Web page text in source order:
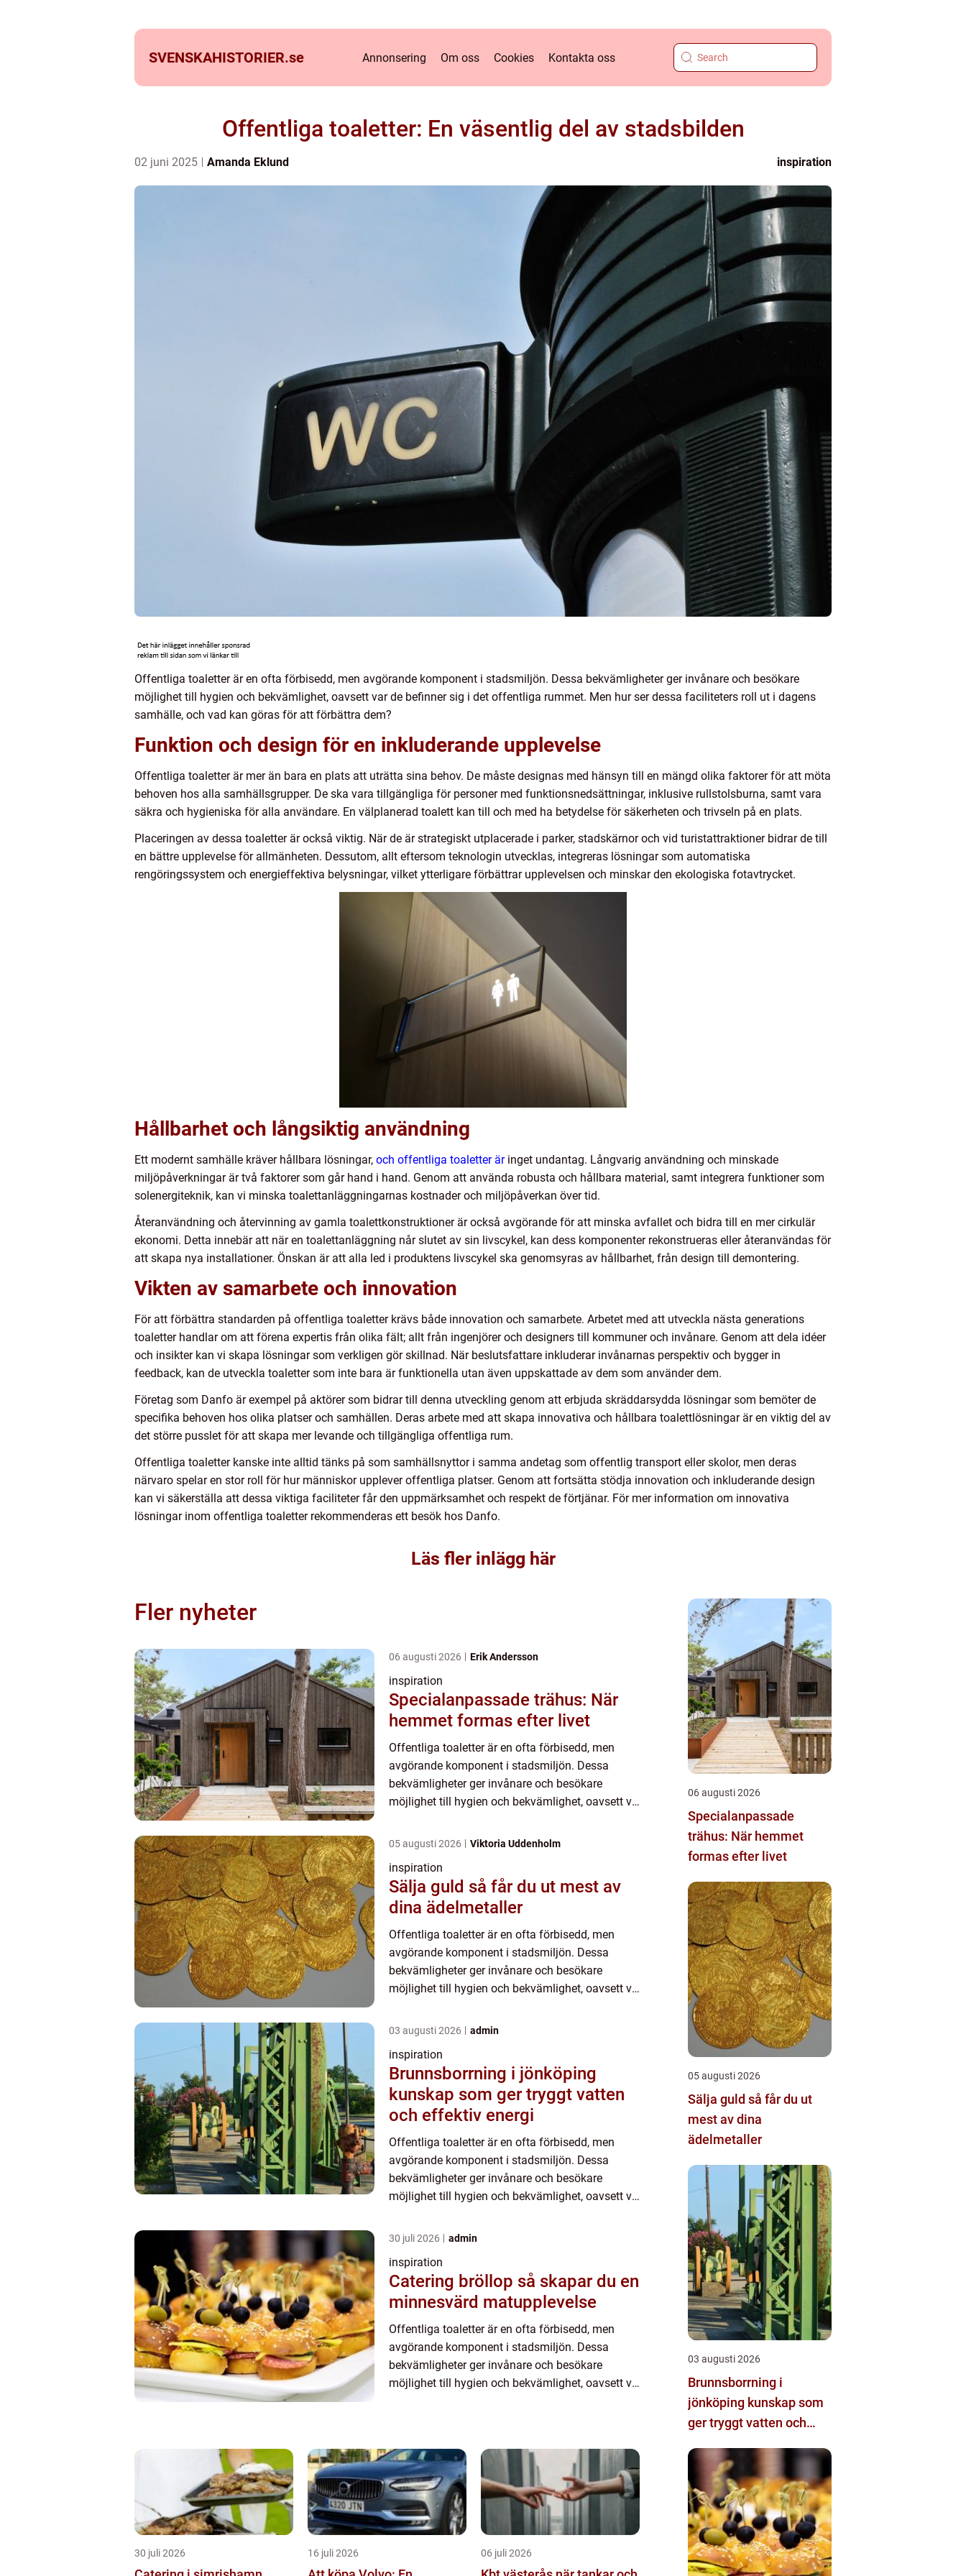
SVENSKAHISTORIER.se Annonsering Om oss Cookies Kontakta oss
Offentliga toaletter: En väsentlig del av stadsbilden
02 juni 2025 Amanda Eklund inspiration
Offentliga toaletter är en ofta förbisedd, men avgörande komponent i stadsmiljön. Dessa bekvämligheter ger invånare och besökare
möjlighet till hygien och bekvämlighet, oavsett var de befinner sig i det offentliga rummet. Men hur ser dessa faciliteters roll ut i dagens
samhälle, och vad kan göras för att förbättra dem?
Funktion och design för en inkluderande upplevelse
Offentliga toaletter är mer än bara en plats att uträtta sina behov. De måste designas med hänsyn till en mängd olika faktorer för att möta
behoven hos alla samhällsgrupper. De ska vara tillgängliga för personer med funktionsnedsättningar, inklusive rullstolsburna, samt vara
säkra och hygieniska för alla användare. En välplanerad toalett kan till och med ha betydelse för säkerheten och trivseln på en plats.
Placeringen av dessa toaletter är också viktig. När de är strategiskt utplacerade i parker, stadskärnor och vid turistattraktioner bidrar de till
en bättre upplevelse för allmänheten. Dessutom, allt eftersom teknologin utvecklas, integreras lösningar som automatiska
rengöringssystem och energieffektiva belysningar, vilket ytterligare förbättrar upplevelsen och minskar den ekologiska fotavtrycket.
Hållbarhet och långsiktig användning
Ett modernt samhälle kräver hållbara lösningar, och offentliga toaletter äringet undantag. Långvarig användning och minskade
miljöpåverkningar är två faktorer som går hand i hand. Genom att använda robusta och hållbara material, samt integrera funktioner som
solenergiteknik, kan vi minska toalettanläggningarnas kostnader och miljöpåverkan över tid.
Återanvändning och återvinning av gamla toalettkonstruktioner är också avgörande för att minska avfallet och bidra till en mer cirkulär
ekonomi. Detta innebär att när en toalettanläggning når slutet av sin livscykel, kan dess komponenter rekonstrueras eller återanvändas för
att skapa nya installationer. Önskan är att alla led i produktens livscykel ska genomsyras av hållbarhet, från design till demontering.
Vikten av samarbete och innovation
För att förbättra standarden på offentliga toaletter krävs både innovation och samarbete. Arbetet med att utveckla nästa generations
toaletter handlar om att förena expertis från olika fält; allt från ingenjörer och designers till kommuner och invånare. Genom att dela idéer
och insikter kan vi skapa lösningar som verkligen gör skillnad. När beslutsfattare inkluderar invånarnas perspektiv och bygger in
feedback, kan de utveckla toaletter som inte bara är funktionella utan även uppskattade av dem som använder dem.
Företag som Danfo är exempel på aktörer som bidrar till denna utveckling genom att erbjuda skräddarsydda lösningar som bemöter de
specifika behoven hos olika platser och samhällen. Deras arbete med att skapa innovativa och hållbara toalettlösningar är en viktig del av
det större pusslet för att skapa mer levande och tillgängliga offentliga rum.
Offentliga toaletter kanske inte alltid tänks på som samhällsnyttor i samma andetag som offentlig transport eller skolor, men deras
närvaro spelar en stor roll för hur människor upplever offentliga platser. Genom att fortsätta stödja innovation och inkluderande design
kan vi säkerställa att dessa viktiga faciliteter får den uppmärksamhet och respekt de förtjänar. För mer information om innovativa
lösningar inom offentliga toaletter rekommenderas ett besök hos Danfo.
Läs fler inlägg här
Fler nyheter
06 augusti 2026 Erik Andersson
inspiration
Specialanpassade trähus: När
hemmet formas efter livet
Offentliga toaletter är en ofta förbisedd, men
avgörande komponent i stadsmiljön. Dessa
bekvämligheter ger invånare och besökare
möjlighet till hygien och bekvämlighet, oavsett var
05 augusti 2026 Viktoria Uddenholm
inspiration
Sälja guld så får du ut mest av
dina ädelmetaller
Offentliga toaletter är en ofta förbisedd, men
avgörande komponent i stadsmiljön. Dessa
bekvämligheter ger invånare och besökare
möjlighet till hygien och bekvämlighet, oavsett var
03 augusti 2026 admin
inspiration
Brunnsborrning i jönköping
kunskap som ger tryggt vatten
och effektiv energi
Offentliga toaletter är en ofta förbisedd, men
avgörande komponent i stadsmiljön. Dessa
bekvämligheter ger invånare och besökare
möjlighet till hygien och bekvämlighet, oavsett var
30 juli 2026 admin
inspiration
Catering bröllop så skapar du en
minnesvärd matupplevelse
Offentliga toaletter är en ofta förbisedd, men
avgörande komponent i stadsmiljön. Dessa
bekvämligheter ger invånare och besökare
möjlighet till hygien och bekvämlighet, oavsett var
30 juli 2026 16 juli 2026 06 juli 2026
06 augusti 2026
Specialanpassade
trähus: När hemmet
formas efter livet
05 augusti 2026
Sälja guld så får du ut
mest av dina
ädelmetaller
03 augusti 2026
Brunnsborrning i
jönköping kunskap som
ger tryggt vatten och